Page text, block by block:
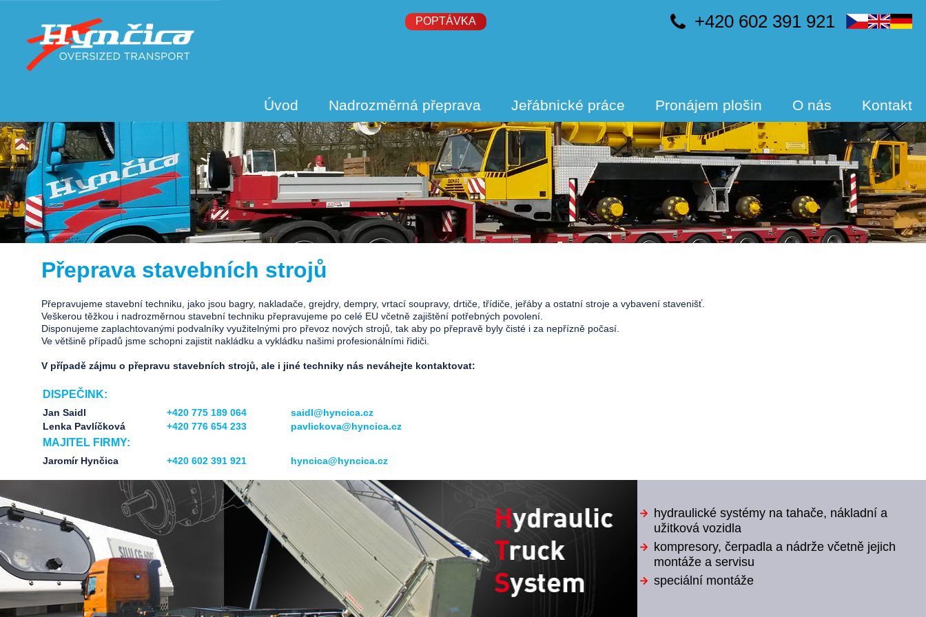
+420 602 391 921
POPTÁVKA
Úvod Nadrozměrná přeprava Jeřábnické práce Pronájem plošin O nás Kontakt
Přeprava stavebních strojů
Přepravujeme stavební techniku, jako jsou bagry, nakladače, grejdry, dempry, vrtací soupravy, drtiče, třídiče, jeřáby a ostatní stroje a vybavení stavenišť.
Veškerou těžkou i nadrozměrnou stavební techniku přepravujeme po celé EU včetně zajištění potřebných povolení.
Disponujeme zaplachtovanými podvalníky využitelnými pro převoz nových strojů, tak aby po přepravě byly čisté i za nepřízně počasí.
Ve většině případů jsme schopni zajistit nakládku a vykládku našimi profesionálními řidiči.
V případě zájmu o přepravu stavebních strojů, ale i jiné techniky nás neváhejte kontaktovat:
DISPEČINK:
Jan Saidl +420 775 189 064
saidl@hyncica.cz
Lenka Pavlíčková
+420 776 654 233 pavlickova@hyncica.cz
MAJITEL FIRMY:
Jaromír Hynčica +420 602 391 921 hyncica@hyncica.cz
hydraulické systémy na tahače, nákladní a
užitková vozidla
kompresory, čerpadla a nádrže včetně jejich
montáže a servisu
speciální montáže